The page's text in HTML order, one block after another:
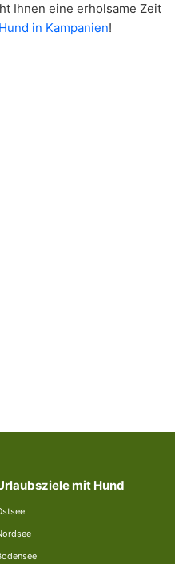
Ihnen eine erholsame Zeit
in Kampanien!
mit Hund